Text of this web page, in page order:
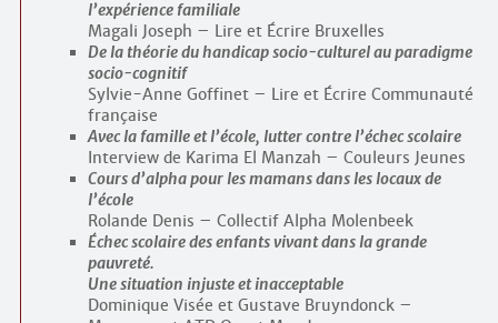
l’expérience familiale
Magali Joseph – Lire et Écrire Bruxelles
De la théorie du handicap socio-culturel au paradigme
socio-cognitif
Sylvie-Anne Goffinet – Lire et Écrire Communauté
française
Avec la famille et l’école, lutter contre l’échec scolaire
Interview de Karima El Manzah – Couleurs Jeunes
Cours d’alpha pour les mamans dans les locaux de
l’école
Rolande Denis – Collectif Alpha Molenbeek
Échec scolaire des enfants vivant dans la grande
pauvreté.
Une situation injuste et inacceptable
Dominique Visée et Gustave Bruyndonck –